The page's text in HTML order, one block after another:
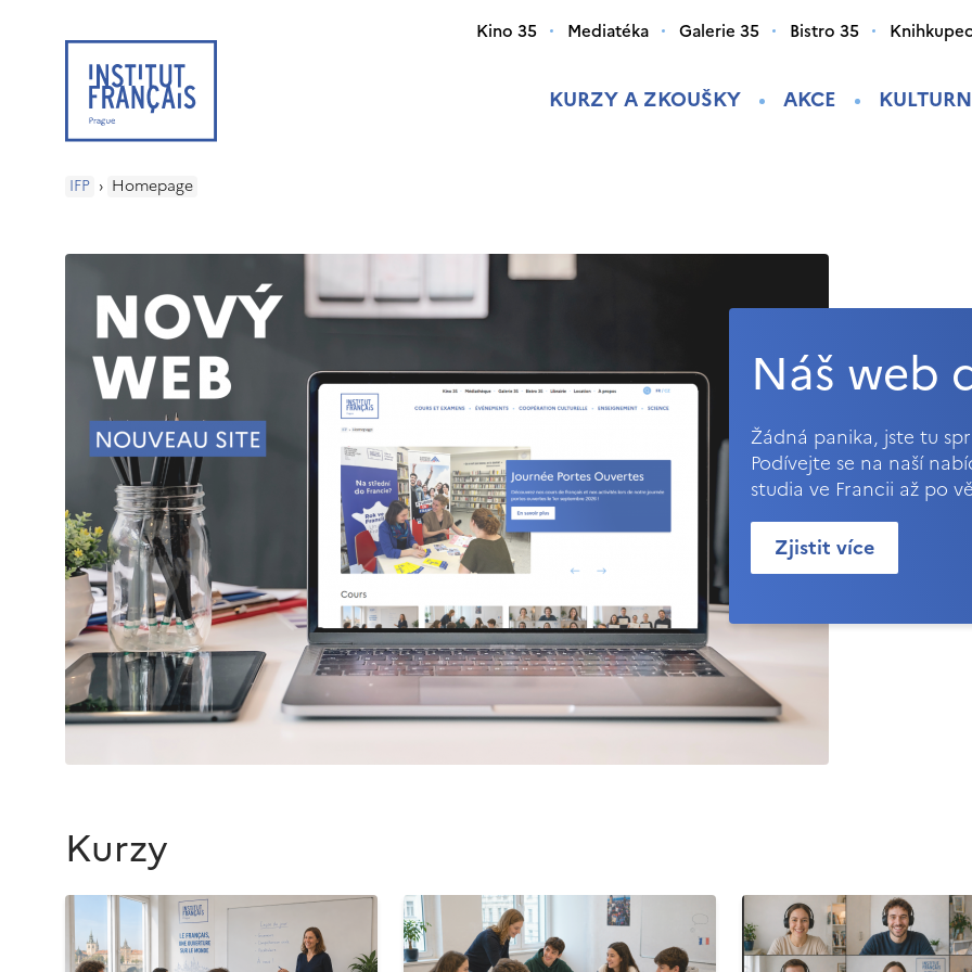
KURZY A ZKOUŠKY AKCE
Kino 35 Mediatéka Galerie 35 Bistro 35
IFP › Homepage
Náš web
Žádná panika, jste tu
Podívejte se na naší
studia ve Francii až po
Zjistit více
Kurzy